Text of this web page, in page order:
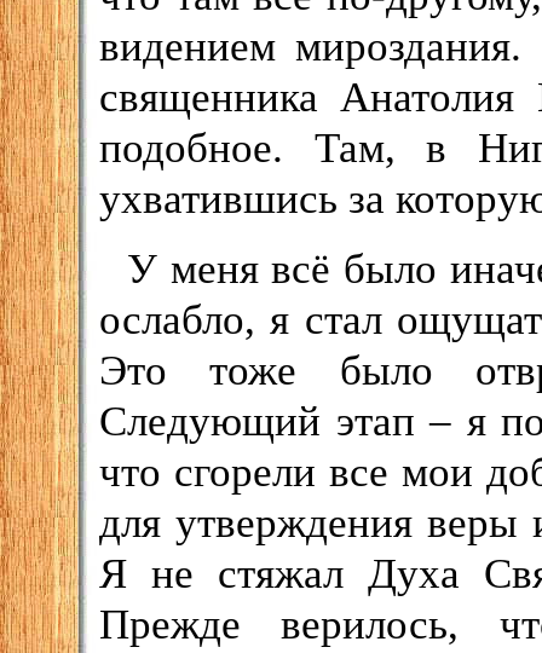
видением мироздания.
священника
подобное. Там, в
ухватившись за
У меня всё было
ослабло, я стал
Это тоже было
Следующий этап – я
что сгорели все мои
для утверждения веры
Я не стяжал Духа
Прежде верилось,